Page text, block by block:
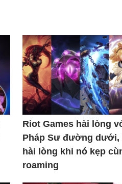
Riot Games hài lòng
Pháp Sư đường dưới,
hài lòng khi nó kẹp
roaming